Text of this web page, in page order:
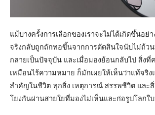
แม้บางครั้งการเลือกของเราจะไม่ได้เกิดขึ้นอย่
จริงกลับถูกถักทอขึ้นจากการตัดสินใจนับไม่ถ้ว
กลายเป็นปัจจุบัน และเมื่อมองย้อนกลับไป สิ่งที่
เหมือนไร้ความหมาย ก็มักเผยให้เห็นว่าแท้จริ
สำคัญในชีวิต ทุกสิ่ง เหตุการณ์ สรรพชีวิต และสิ่
โยงกันผ่านสายใยที่มองไม่เห็นและก่อรูปโลกใ